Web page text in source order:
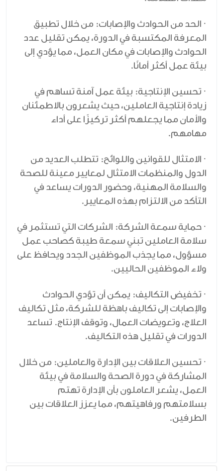
· الحد من الحوادث والإصابات: من خلال تطبيق
المعرفة المكتسبة في الدورة، يمكن تقليل عدد
الحوادث والإصابات في مكان العمل، مما يؤدي إلى
بيئة عمل أكثر أمانًا.
· تحسين الإنتاجية: بيئة عمل آمنة تساهم في
زيادة إنتاجية العاملين، حيث يشعرون بالاطمئنان
والأمان مما يجعلهم أكثر تركيزًا على أداء
مهامهم.
· الامتثال للقوانين واللوائح: تتطلب العديد من
الدول والمنظمات الامتثال لمعايير معينة للصحة
والسلامة المهنية، وحضور الدورات يساعد في
التأكد من الالتزام بهذه المعايير.
· حماية سمعة الشركة: الشركات التي تستثمر في
سلامة العاملين تبني سمعة طيبة كصاحب عمل
مسؤول، مما يجذب الموظفين الجدد ويحافظ على
ولاء الموظفين الحاليين.
· تخفيض التكاليف: يمكن أن تؤدي الحوادث
والإصابات إلى تكاليف باهظة للشركة، مثل تكاليف
العلاج، وتعويضات العمال، وتوقف الإنتاج. تساعد
الدورات في تقليل هذه التكاليف.
· تحسين العلاقات بين الإدارة والعاملين: من خلال
المشاركة في دورة الصحة والسلامة في بيئة
العمل، يشعر العاملون بأن الإدارة تهتم
بسلامتهم ورفاهيتهم، مما يعزز العلاقات بين
الطرفين.